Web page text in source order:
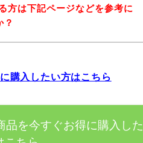
方は下記ページなどを参考に
？
購入したい方はこちら
を今すぐお得に購入した